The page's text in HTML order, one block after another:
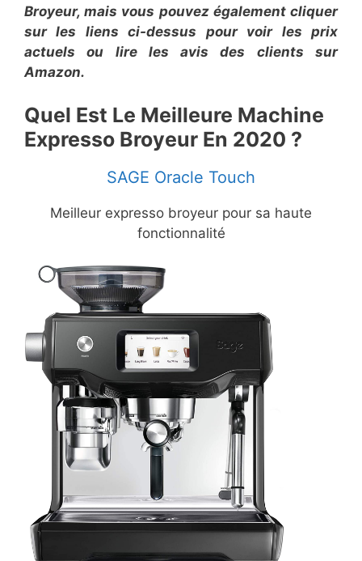
Broyeur, mais vous pouvez également cliquer
sur les liens ci-dessus pour voir les prix
actuels ou lire les avis des clients sur
Amazon.
Quel Est Le Meilleure Machine
Expresso Broyeur En 2020 ?
SAGE Oracle Touch
Meilleur expresso broyeur pour sa haute
fonctionnalité